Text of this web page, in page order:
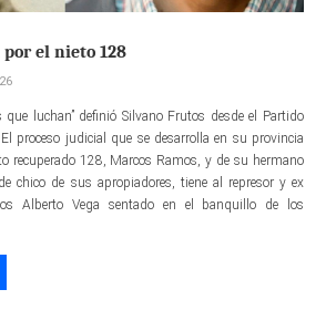
el nieto 128
luchan” definió Silvano Frutos desde el Partido
proceso judicial que se desarrolla en su provincia
recuperado 128, Marcos Ramos, y de su hermano
chico de sus apropiadores, tiene al represor y ex
Alberto Vega sentado en el banquillo de los